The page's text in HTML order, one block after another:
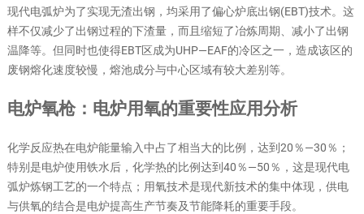
现代电弧炉为了实现无渣出钢，均采用了偏心炉底出钢(EBT)技术。这
样不仅减少了出钢过程的下渣量，而且缩短了冶炼周期、减小了出钢
温降等。但同时也使得EBT区成为UHP—EAF的冷区之一，造成该区的
废钢熔化速度较慢，熔池成分与中心区域有较大差别等。
电炉氧枪：电炉用氧的重要性应用分析
化学反应热在电炉能量输入中占了相当大的比例，达到20％—30％；
特别是电炉使用铁水后，化学热的比例达到40％—50％，这是现代电
弧炉炼钢工艺的一个特点；用氧技术是现代新技术的集中体现，供电
与供氧的结合是电炉提高生产节奏及节能降耗的重要手段。